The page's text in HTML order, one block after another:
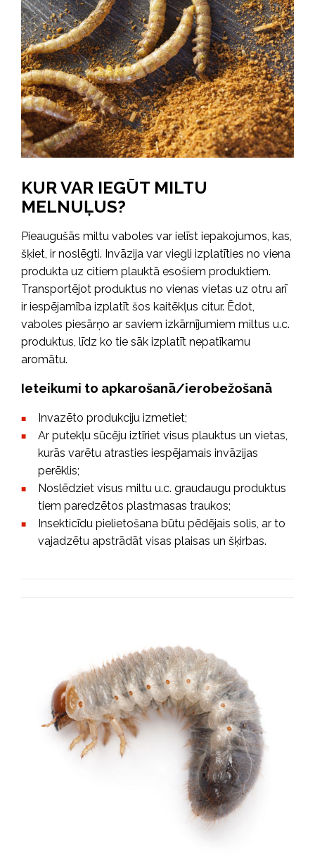
KUR VAR IEGŪT MILTU
MELNUĻUS?
Pieaugušās miltu vaboles var ielīst iepakojumos, kas,
šķiet, ir noslēgti. Invāzija var viegli izplatīties no viena
produkta uz citiem plauktā esošiem produktiem.
Transportējot produktus no vienas vietas uz otru arī
ir iespējamība izplatīt šos kaitēkļus citur. Ēdot,
vaboles piesārņo ar saviem izkārnījumiem miltus u.c.
produktus, līdz ko tie sāk izplatīt nepatīkamu
aromātu.
Ieteikumi to apkarošanā/ierobežošanā
Invazēto produkciju izmetiet;
Ar putekļu sūcēju iztīriet visus plauktus un vietas,
kurās varētu atrasties iespējamais invāzijas
perēklis;
Noslēdziet visus miltu u.c. graudaugu produktus
tiem paredzētos plastmasas traukos;
Insekticīdu pielietošana būtu pēdējais solis, ar to
vajadzētu apstrādāt visas plaisas un šķirbas.